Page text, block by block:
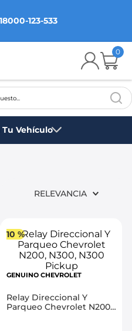
123-533
0
del repuesto...
Vehículo
RELEVANCIA
10 %
GENUINO CHEVROLET
Relay Direccional Y
Parqueo Chevrolet N200,